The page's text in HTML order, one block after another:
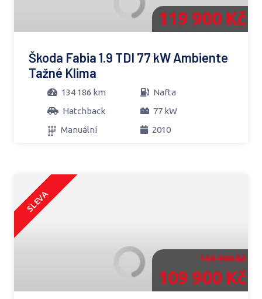
119 900 Kč
Škoda Fabia 1.9 TDI 77 kW Ambiente
Tažné Klima
134 186 km
Nafta
Hatchback
77 kW
Manuální
2010
SLEVA
119 900 Kč
109 900 Kč